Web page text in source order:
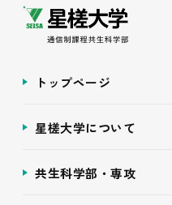
トップページ
星槎大学について
共生科学部・専攻